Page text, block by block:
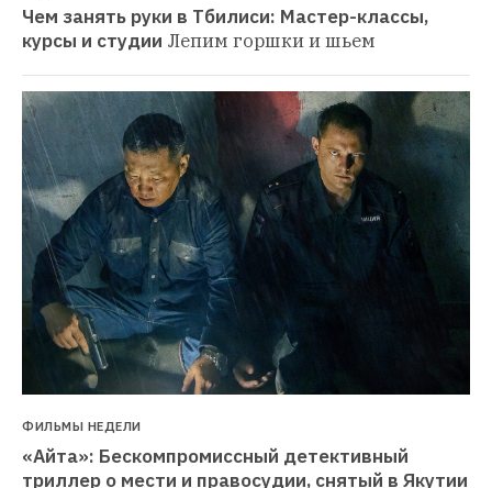
Чем занять руки в Тбилиси: Мастер-классы,
курсы и студии Лепим горшки и шьем
ФИЛЬМЫ НЕДЕЛИ
«Айта»: Бескомпромиссный детективный
триллер о мести и правосудии, снятый в Якутии